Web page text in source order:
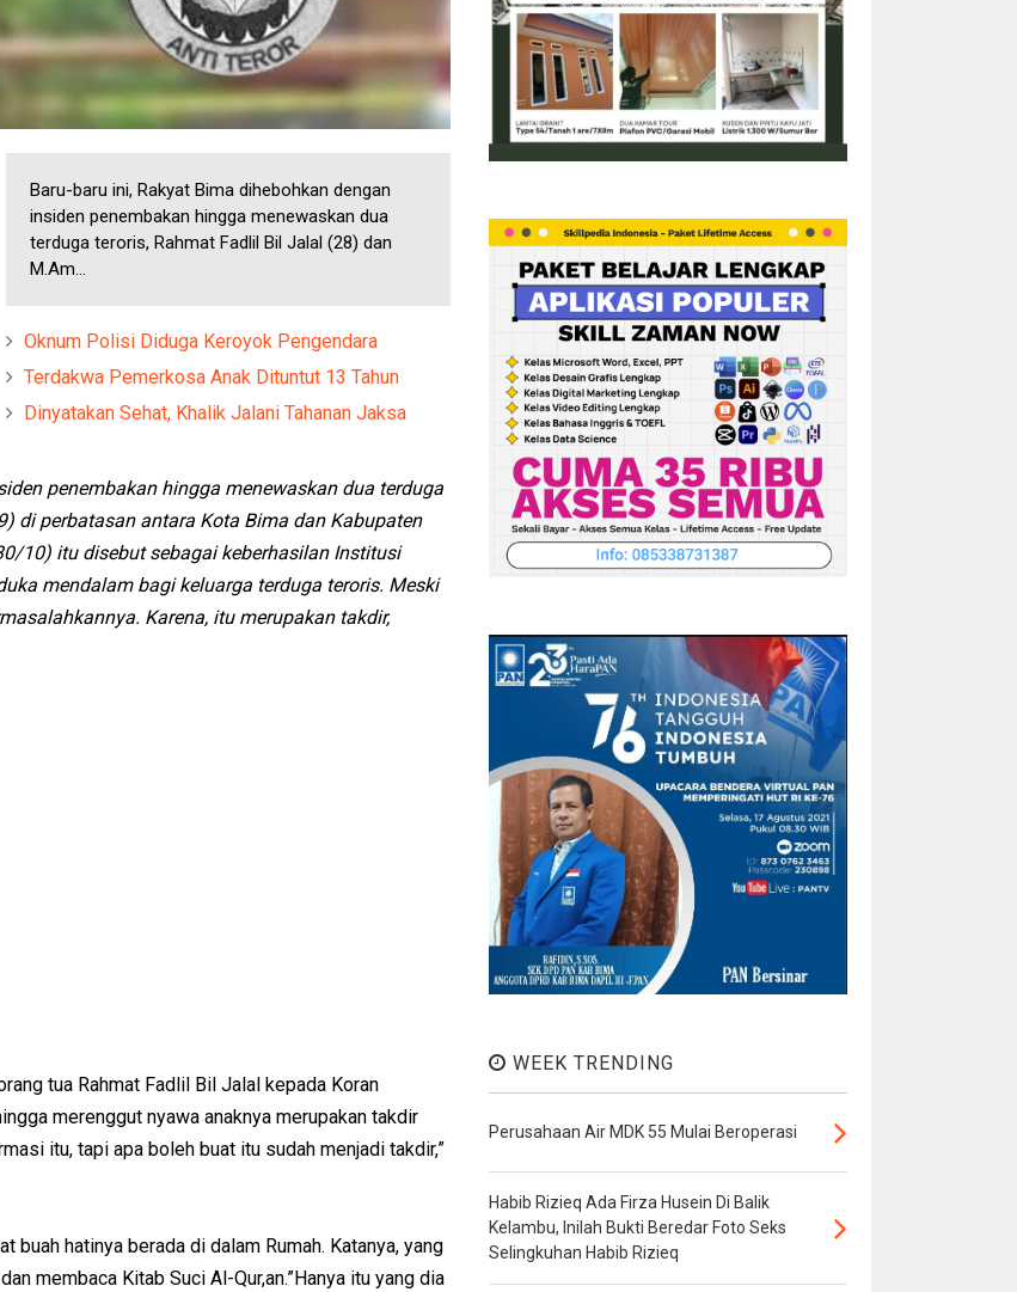
Baru-baru ini, Rakyat Bima dihebohkan dengan
insiden penembakan hingga menewaskan dua
terduga teroris, Rahmat Fadlil Bil Jalal (28) dan
M.Am...
Oknum Polisi Diduga Keroyok Pengendara
Terdakwa Pemerkosa Anak Dituntut 13 Tahun
Dinyatakan Sehat, Khalik Jalani Tahanan Jaksa
penembakan hingga menewaskan dua terduga
di perbatasan antara Kota Bima dan Kabupaten
10) itu disebut sebagai keberhasilan Institusi
mendalam bagi keluarga terduga teroris. Meski
Karena, itu merupakan takdir,
tua Rahmat Fadlil Bil Jalal kepada Koran
merenggut nyawa anaknya merupakan takdir
itu, tapi apa boleh buat itu sudah menjadi takdir,”
buah hatinya berada di dalam Rumah. Katanya, yang
membaca Kitab Suci Al-Qur,an.”Hanya itu yang dia
WEEK TRENDING
Perusahaan Air MDK 55 Mulai Beroperasi
Habib Rizieq Ada Firza Husein Di Balik
Kelambu, Inilah Bukti Beredar Foto Seks
Selingkuhan Habib Rizieq